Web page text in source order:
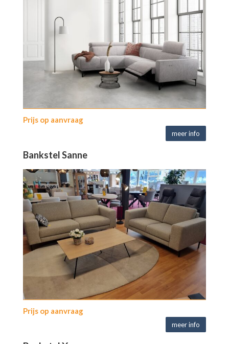
Prijs op aanvraag
meer info
Bankstel Sanne
Prijs op aanvraag
meer info